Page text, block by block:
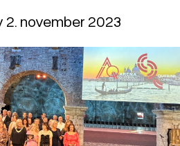
2. november 2023